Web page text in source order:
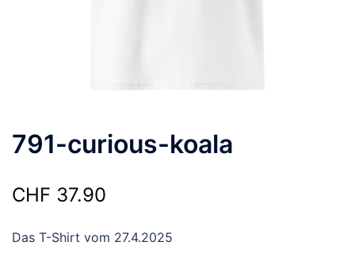
791-curious-koala
CHF 37.90
Das T-Shirt vom 27.4.2025